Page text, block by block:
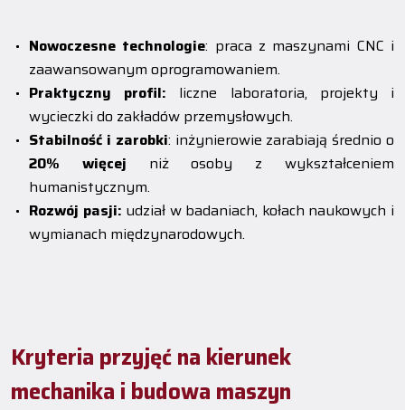
Nowoczesne technologie: praca z maszynami CNC i
zaawansowanym oprogramowaniem.
Praktyczny profil: liczne laboratoria, projekty i
wycieczki do zakładów przemysłowych.
Stabilność i zarobki: inżynierowie zarabiają średnio o
20% więcej niż osoby z wykształceniem
humanistycznym.
Rozwój pasji: udział w badaniach, kołach naukowych i
wymianach międzynarodowych.
Kryteria przyjęć na kierunek
mechanika i budowa maszyn